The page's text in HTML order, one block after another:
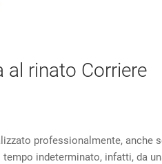
al rinato Corriere
professionalmente, anche
indeterminato, infatti, da